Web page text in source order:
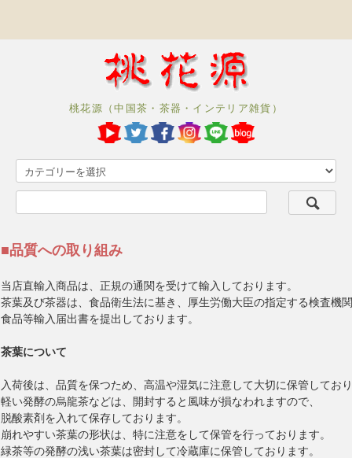
桃花源（中国茶・茶器・インテリア雑貨）
■品質への取り組み
当店直輸入商品は、正規の通関を受けて輸入しております。
茶葉及び茶器は、食品衛生法に基き、厚生労働大臣の指定する検査機
食品等輸入届出書を提出しております。
茶葉について
入荷後は、品質を保つため、高温や湿気に注意して大切に保管してお
軽い発酵の烏龍茶などは、開封すると風味が損なわれますので、
脱酸素剤を入れて保存しております。
崩れやすい茶葉の形状は、特に注意をして保管を行っております。
緑茶等の発酵の浅い茶葉は密封して冷蔵庫に保管しております。